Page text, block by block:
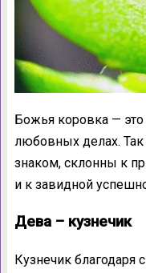
Божья коровка —
любовных делах.
знаком, склонны к
и к завидной
Дева – кузнечик
Кузнечик